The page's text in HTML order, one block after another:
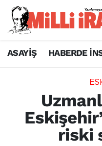
ASAYİŞ HABERDE
riski